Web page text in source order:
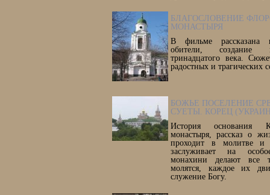
БЛАГОСЛОВЕНИЕ
МОНАСТЫРЯ
В фильме рассказана
обители, создание
тринадцатого века.
радостных и трагических
БОЖЬЕ ПОСЕЛЕНИЕ
СУЕТЫ. КОРЕЦ
История основания
монастыря, рассказ о
проходит в молитве и
заслуживает на
монахини делают все
молятся, каждое их
служение Богу.